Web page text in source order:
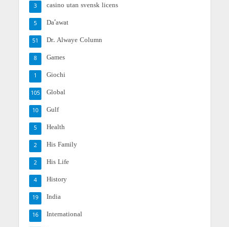
casino utan svensk licens
3
Da'awat
5
Dr. Alwaye Column
51
Games
8
Giochi
1
Global
105
Gulf
10
Health
5
His Family
2
His Life
2
History
4
India
19
International
16